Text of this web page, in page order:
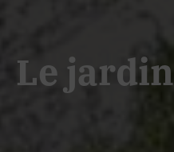
Le jardin